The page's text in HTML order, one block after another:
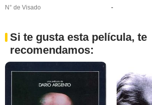
N° de Visado
-
Si te gusta esta película, te
recomendamos: